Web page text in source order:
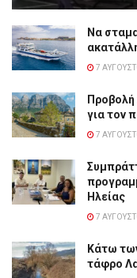
Να
7
Προβολή
για τον
7
Ηλείας
7
Κάτω
τάφρο